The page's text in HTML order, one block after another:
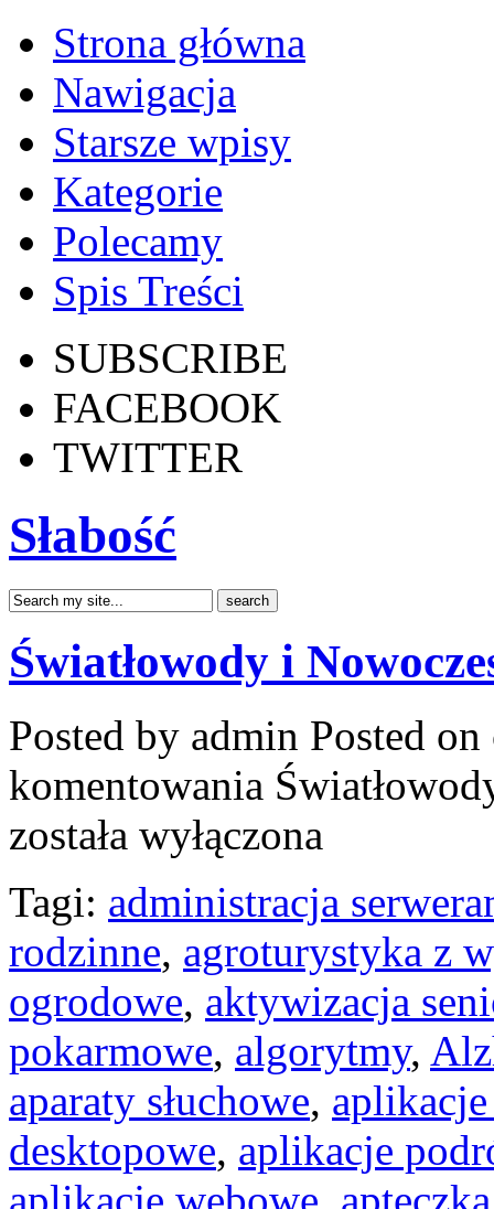
Strona główna
Nawigacja
Starsze wpisy
Kategorie
Polecamy
Spis Treści
SUBSCRIBE
FACEBOOK
TWITTER
Słabość
Światłowody i
Posted by admin Posted
komentowania
została wyłączona
Tagi: administracja
rodzinne, agroturystyka z
ogrodowe, aktywizacja
pokarmowe, algorytmy,
aparaty słuchowe,
desktopowe, aplikacje
aplikacje webowe,